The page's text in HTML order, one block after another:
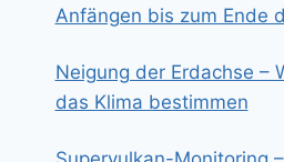
Anfängen bis zum Ende
Neigung der Erdachse –
das Klima bestimmen